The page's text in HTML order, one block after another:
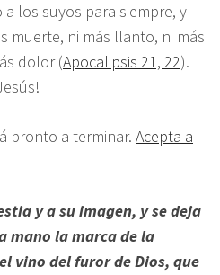
los suyos para siempre, y
muerte, ni más llanto, ni más
dolor (Apocalipsis 21, 22).
pronto a terminar. Acepta a
y a su imagen, y se deja
mano la marca de la
vino del furor de Dios, que